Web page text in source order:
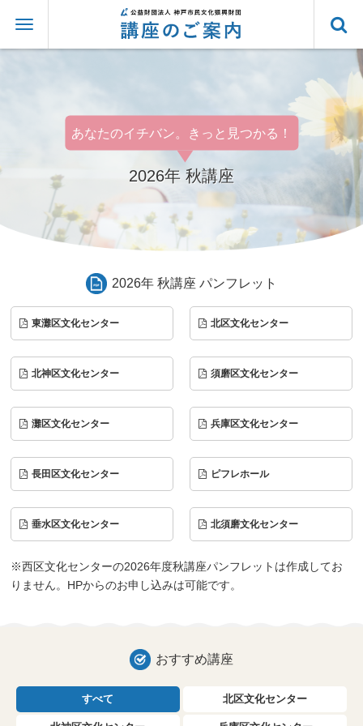
あなたのイチバン。きっと見つかる！
2026年 秋講座
2026年 秋講座 パンフレット
東灘区文化センター 北区文化センター
北神区文化センター 須磨区文化センター
灘区文化センター 兵庫区文化センター
長田区文化センター ピフレホール
垂水区文化センター 北須磨文化センター
※西区文化センターの2026年度秋講座パンフレットは作成してお
りません。HPからのお申し込みは可能です。
おすすめ講座
すべて 北区文化センター